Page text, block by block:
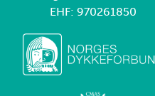
EHF: 970261850